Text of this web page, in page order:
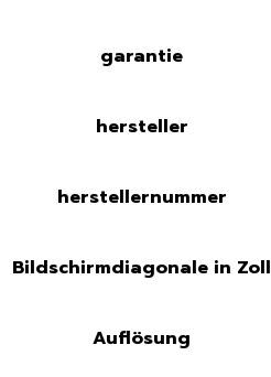
garantie
hersteller
herstellernummer
Bildschirmdiagonale in Zoll
Auflösung